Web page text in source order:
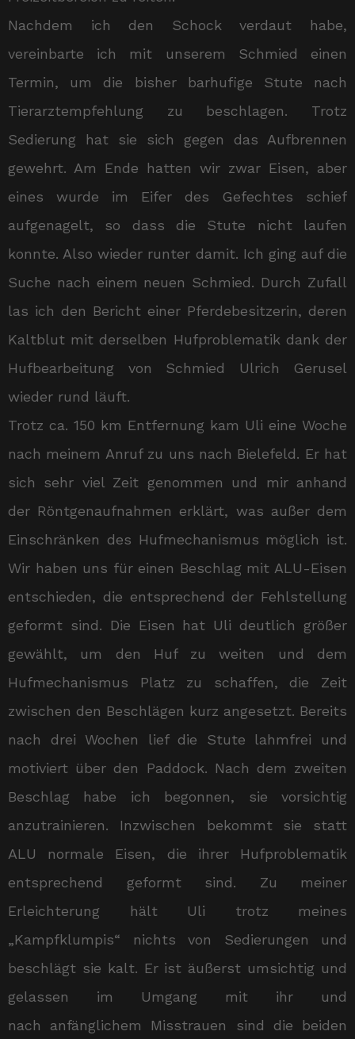
Nachdem ich den Schock verdaut habe,
vereinbarte ich mit unserem Schmied einen
Termin, um die bisher barhufige Stute nach
Tierarztempfehlung zu beschlagen. Trotz
Sedierung hat sie sich gegen das Aufbrennen
gewehrt. Am Ende hatten wir zwar Eisen, aber
eines wurde im Eifer des Gefechtes schief
aufgenagelt, so dass die Stute nicht laufen
konnte. Also wieder runter damit. Ich ging auf die
Suche nach einem neuen Schmied. Durch Zufall
las ich den Bericht einer Pferdebesitzerin, deren
Kaltblut mit derselben Hufproblematik dank der
Hufbearbeitung von Schmied Ulrich Gerusel
wieder rund läuft.
Trotz ca. 150 km Entfernung kam Uli eine Woche
nach meinem Anruf zu uns nach Bielefeld. Er hat
sich sehr viel Zeit genommen und mir anhand
der Röntgenaufnahmen erklärt, was außer dem
Einschränken des Hufmechanismus möglich ist.
Wir haben uns für einen Beschlag mit ALU-Eisen
entschieden, die entsprechend der Fehlstellung
geformt sind. Die Eisen hat Uli deutlich größer
gewählt, um den Huf zu weiten und dem
Hufmechanismus Platz zu schaffen, die Zeit
zwischen den Beschlägen kurz angesetzt. Bereits
nach drei Wochen lief die Stute lahmfrei und
motiviert über den Paddock. Nach dem zweiten
Beschlag habe ich begonnen, sie vorsichtig
anzutrainieren. Inzwischen bekommt sie statt
ALU normale Eisen, die ihrer Hufproblematik
entsprechend geformt sind. Zu meiner
Erleichterung hält Uli trotz meines
„Kampfklumpis“ nichts von Sedierungen und
beschlägt sie kalt. Er ist äußerst umsichtig und
gelassen im Umgang mit ihr und
nach anfänglichem Misstrauen sind die beiden